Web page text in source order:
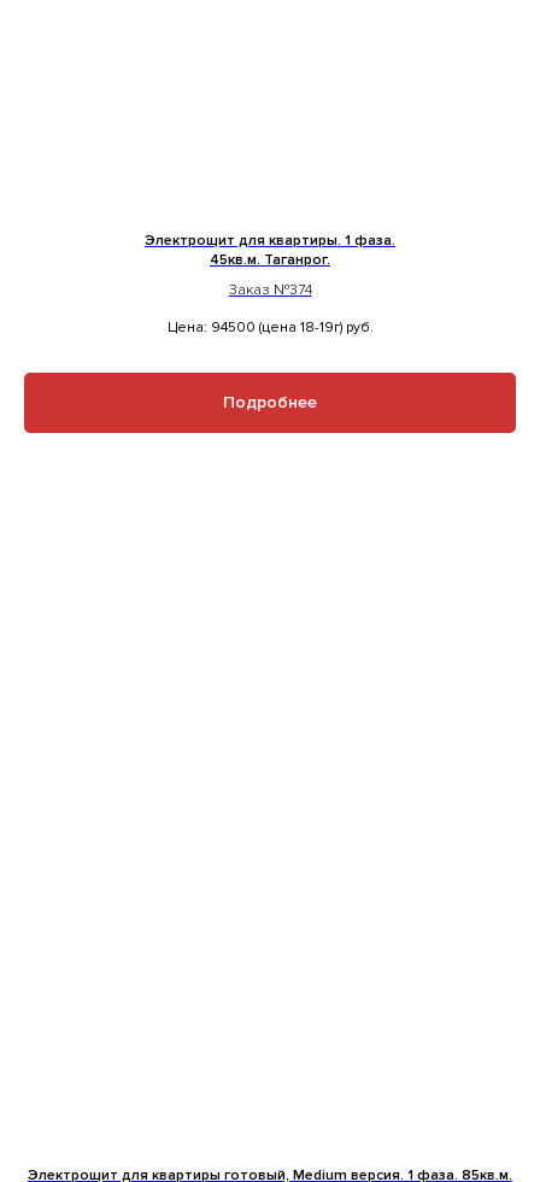
Электрощит для квартиры. 1 фаза.
45кв.м. Таганрог.
Заказ №374
Цена: 94500 (цена 18-19г) руб.
Подробнее
Электрощит для квартиры готовый, Medium версия. 1 фаза. 85кв.м.